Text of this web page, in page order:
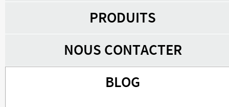
PRODUITS
NOUS CONTACTER
BLOG